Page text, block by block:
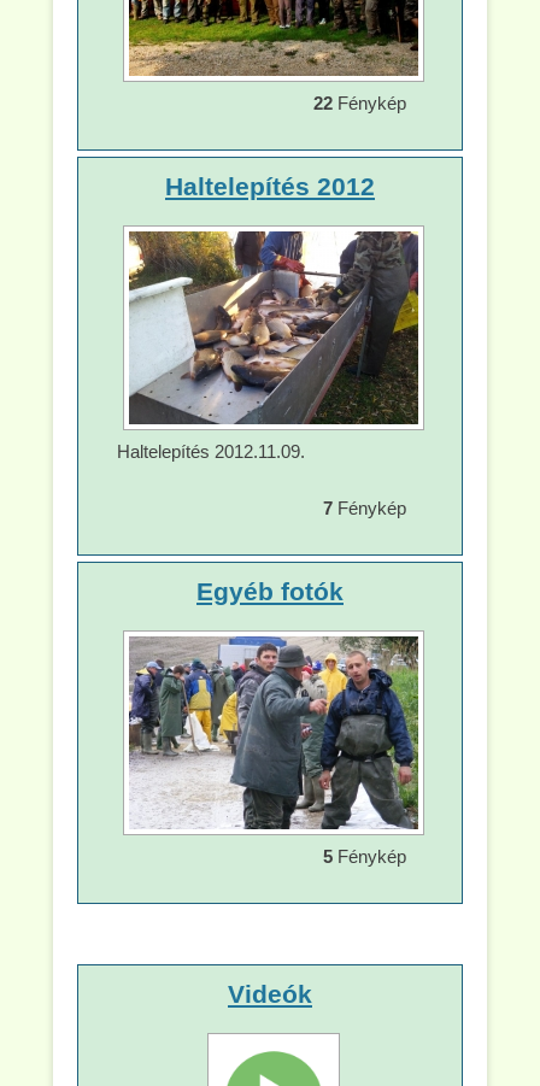
22Fénykép
Haltelepítés 2012
Haltelepítés 2012.11.09.
7Fénykép
Egyéb fotók
5Fénykép
Videók